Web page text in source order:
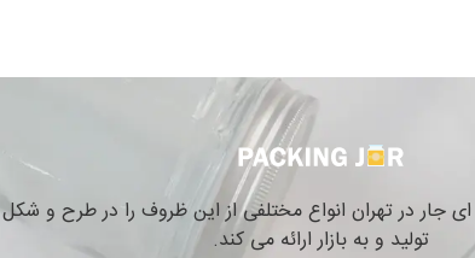
جار در تهران انواع مختلفی از این ظروف را در طرح و
تولید و به بازار ارائه می کند.